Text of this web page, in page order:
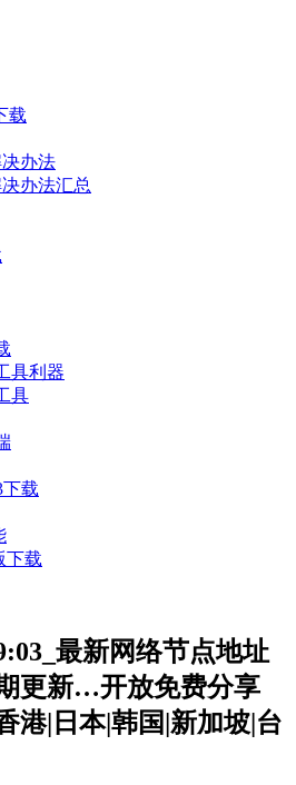
载
办法
办法汇总
具利器
具
下载
下载
最新网络节点地址
更新…开放免费分享
港|日本|韩国|新加坡|台